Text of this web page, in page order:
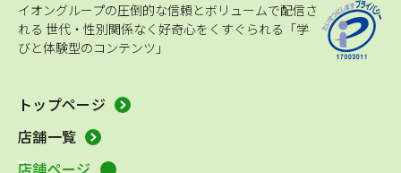
イオングループの圧倒的な信頼とボリュームで配信さ
れる 世代・性別関係なく好奇心をくすぐられる「学
びと体験型のコンテンツ」
トップページ
店舗一覧
店舗ページ